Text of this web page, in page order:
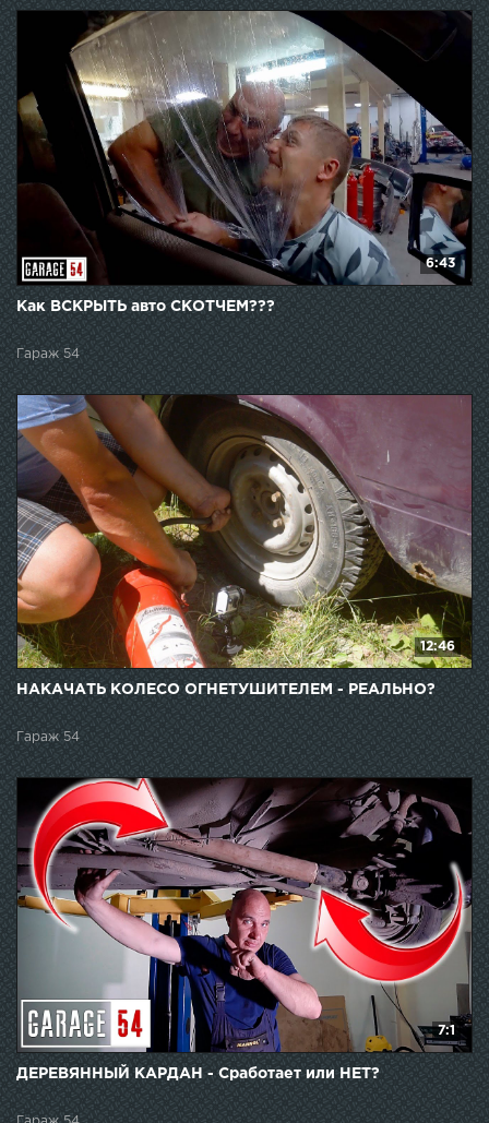
6:43
Как ВСКРЫТЬ авто СКОТЧЕМ???
Гараж 54
12:46
НАКАЧАТЬ КОЛЕСО ОГНЕТУШИТЕЛЕМ - РЕАЛЬНО?
Гараж 54
7:1
ДЕРЕВЯННЫЙ КАРДАН - Сработает или НЕТ?